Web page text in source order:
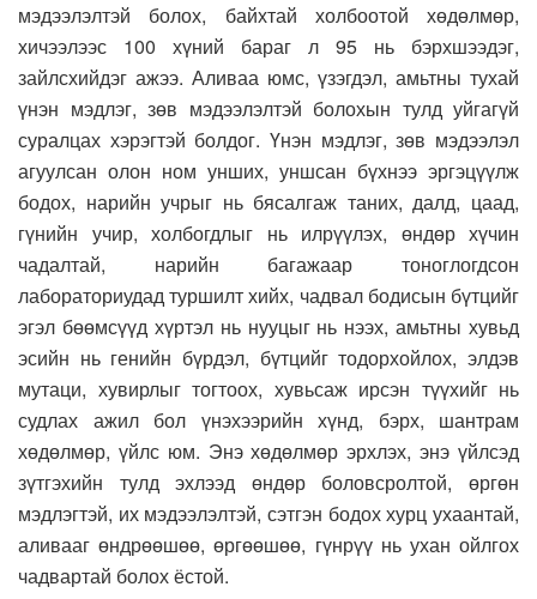
мэдээлэлтэй болох, байхтай холбоотой хөдөлмөр,
хичээлээс 100 хүний бараг л 95 нь бэрхшээдэг,
зайлсхийдэг ажээ. Аливаа юмс, үзэгдэл, амьтны тухай
үнэн мэдлэг, зөв мэдээлэлтэй болохын тулд уйгагүй
суралцах хэрэгтэй болдог. Үнэн мэдлэг, зөв мэдээлэл
агуулсан олон ном унших, уншсан бүхнээ эргэцүүлж
бодох, нарийн учрыг нь бясалгаж таних, далд, цаад,
гүнийн учир, холбогдлыг нь илрүүлэх, өндөр хүчин
чадалтай, нарийн багажаар тоноглогдсон
лабораториудад туршилт хийх, чадвал бодисын бүтцийг
эгэл бөөмсүүд хүртэл нь нууцыг нь нээх, амьтны хувьд
эсийн нь генийн бүрдэл, бүтцийг тодорхойлох, элдэв
мутаци, хувирлыг тогтоох, хувьсаж ирсэн түүхийг нь
судлах ажил бол үнэхээрийн хүнд, бэрх, шантрам
хөдөлмөр, үйлс юм. Энэ хөдөлмөр эрхлэх, энэ үйлсэд
зүтгэхийн тулд эхлээд өндөр боловсролтой, өргөн
мэдлэгтэй, их мэдээлэлтэй, сэтгэн бодох хурц ухаантай,
аливааг өндрөөшөө, өргөөшөө, гүнрүү нь ухан ойлгох
чадвартай болох ёстой.